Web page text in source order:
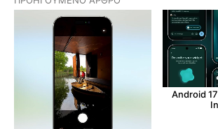
Android